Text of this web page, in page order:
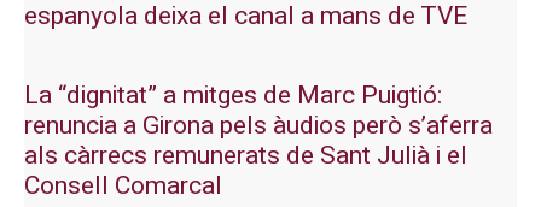
espanyola deixa el canal a mans de TVE
La “dignitat” a mitges de Marc Puigtió:
renuncia a Girona pels àudios però s’aferra
als càrrecs remunerats de Sant Julià i el
Consell Comarcal